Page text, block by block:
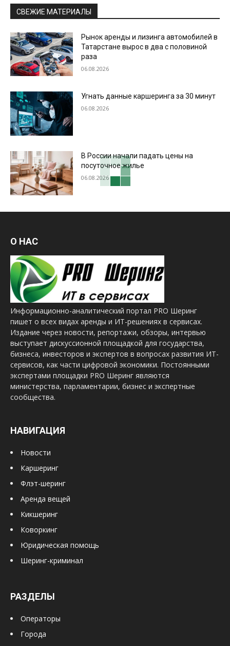
СВЕЖИЕ МАТЕРИАЛЫ
Рынок аренды и лизинга автомобилей в
Татарстане вырос в два с половиной
раза
06.08.2026
Угнать данные каршеринга за 30 минут
06.08.2026
В России начали падать цены на
посуточное жилье
06.08.2026
О НАС
Информационно-аналитический портал PRO Шеринг
пишет о всех видах аренды и ИТ-решениях в сервисах.
Издание через новости, репортажи, обзоры, интервью
выступает дискуссионной площадкой для государства,
бизнеса, инвесторов и экспертов в вопросах развития ИТ-
сервисов, как части цифровой экономики. Постоянными
экспертами площадки PRO Шеринг являются
министерства, парламентарии, бизнес и экспертные
сообщества.
НАВИГАЦИЯ
Новости
Каршеринг
Флэт-шеринг
Аренда вещей
Кикшеринг
Коворкинг
Юридическая помощь
Шеринг-криминал
РАЗДЕЛЫ
Операторы
Города